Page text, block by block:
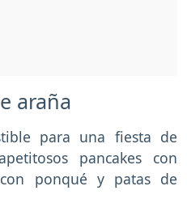
araña
para una fiesta de
pancakes con
ponqué y patas de